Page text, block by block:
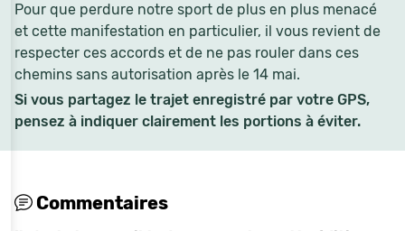
Pour que perdure notre sport de plus en plus menacé
et cette manifestation en particulier, il vous revient de
respecter ces accords et de ne pas rouler dans ces
chemins sans autorisation après le 14 mai.
Si vous partagez le trajet enregistré par votre GPS,
pensez à indiquer clairement les portions à éviter.
Commentaires